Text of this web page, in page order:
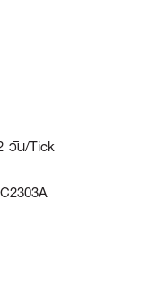
วัน/Tick